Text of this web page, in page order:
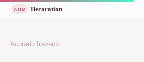
Accueil›Travaux